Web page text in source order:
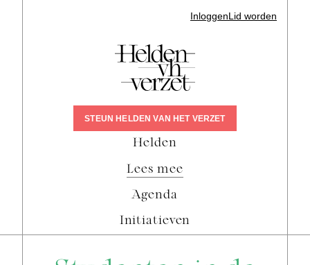
STEUN HELDEN VAN HET VERZET
Inloggen Lid worden
Helden
Lees mee
Agenda
Initiatieven